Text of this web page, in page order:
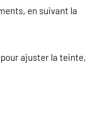
en suivant la
ajuster la teinte,